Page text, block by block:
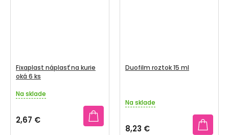
Fixaplast náplasť na kurie
oká 6 ks
Priemerné
produktu
je
Na sklade
2,67 €
Duofilm roztok 15 ml
Na sklade
8,23 €